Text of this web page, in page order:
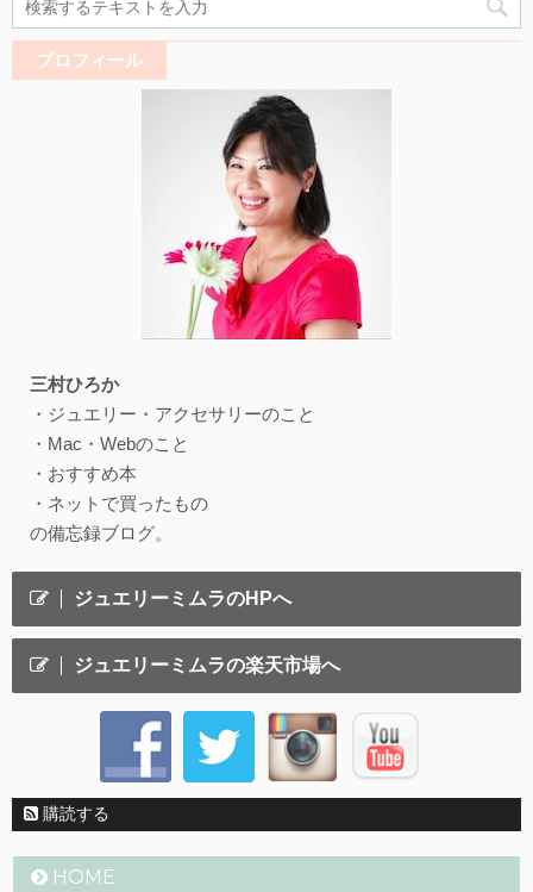
プロフィール
三村ひろか
・ジュエリー・アクセサリーのこと
・Mac・Webのこと
・おすすめ本
・ネットで買ったもの
の備忘録ブログ。
ジュエリーミムラのHPへ
ジュエリーミムラの楽天市場へ
購読する
HOME